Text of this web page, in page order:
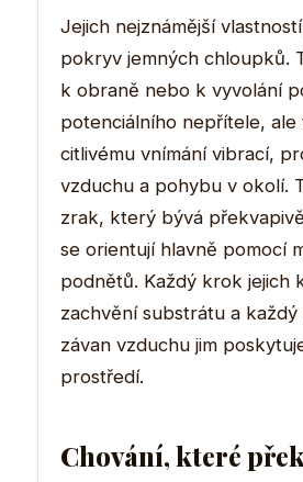
Jejich nejznámější
pokryv jemných chloupků.
k obraně nebo k vyvolání
potenciálního nepřítele, ale
citlivému vnímání vibrací,
vzduchu a pohybu v okolí.
zrak, který bývá
se orientují hlavně pomocí
podnětů. Každý krok jejich
zachvění substrátu a
závan vzduchu jim
prostředí.
Chování, které